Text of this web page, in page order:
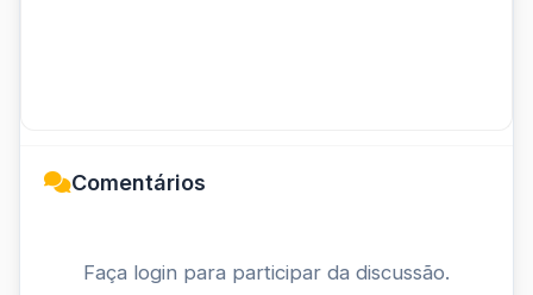
Comentários
Faça login para participar da discussão.